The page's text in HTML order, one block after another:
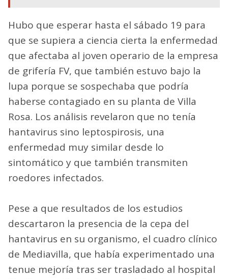
Hubo que esperar hasta el sábado 19 para
que se supiera a ciencia cierta la enfermedad
que afectaba al joven operario de la empresa
de grifería FV, que también estuvo bajo la
lupa porque se sospechaba que podría
haberse contagiado en su planta de Villa
Rosa. Los análisis revelaron que no tenía
hantavirus sino leptospirosis, una
enfermedad muy similar desde lo
sintomático y que también transmiten
roedores infectados.
Pese a que resultados de los estudios
descartaron la presencia de la cepa del
hantavirus en su organismo, el cuadro clínico
de Mediavilla, que había experimentado una
tenue mejoría tras ser trasladado al hospital